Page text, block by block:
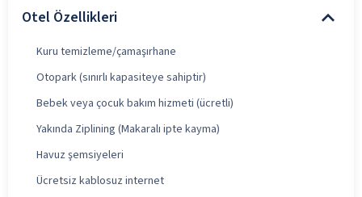
Otel Özellikleri
Kuru temizleme/çamaşırhane
Otopark (sınırlı kapasiteye sahiptir)
Bebek veya çocuk bakım hizmeti (ücretli)
Yakında Ziplining (Makaralı ipte kayma)
Havuz şemsiyeleri
Ücretsiz kablosuz internet